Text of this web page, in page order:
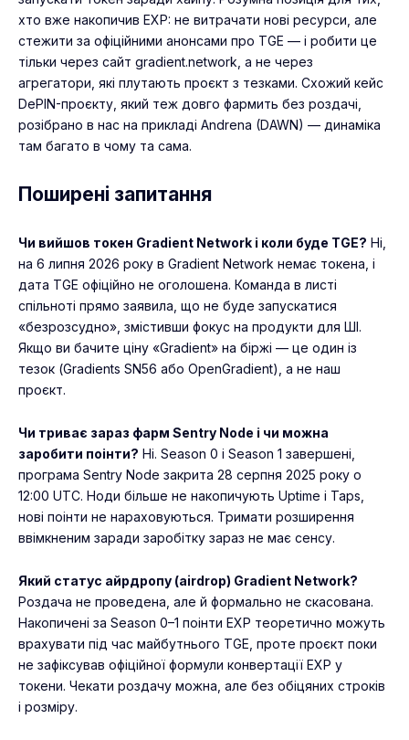
хто вже накопичив EXP: не витрачати нові ресурси, але
стежити за офіційними анонсами про TGE — і робити це
тільки через сайт gradient.network, а не через
агрегатори, які плутають проєкт з тезками. Схожий кейс
DePIN-проєкту, який теж довго фармить без роздачі,
розібрано в нас на прикладі Andrena (DAWN) — динаміка
там багато в чому та сама.
Поширені запитання
Чи вийшов токен Gradient Network і коли буде TGE? Ні,
на 6 липня 2026 року в Gradient Network немає токена, і
дата TGE офіційно не оголошена. Команда в листі
спільноті прямо заявила, що не буде запускатися
«безрозсудно», змістивши фокус на продукти для ШІ.
Якщо ви бачите ціну «Gradient» на біржі — це один із
тезок (Gradients SN56 або OpenGradient), а не наш
проєкт.
Чи триває зараз фарм Sentry Node і чи можна
заробити поінти? Ні. Season 0 і Season 1 завершені,
програма Sentry Node закрита 28 серпня 2025 року о
12:00 UTC. Ноди більше не накопичують Uptime і Taps,
нові поінти не нараховуються. Тримати розширення
ввімкненим заради заробітку зараз не має сенсу.
Який статус айрдропу (airdrop) Gradient Network?
Роздача не проведена, але й формально не скасована.
Накопичені за Season 0–1 поінти EXP теоретично можуть
врахувати під час майбутнього TGE, проте проєкт поки
не зафіксував офіційної формули конвертації EXP у
токени. Чекати роздачу можна, але без обіцяних строків
і розміру.